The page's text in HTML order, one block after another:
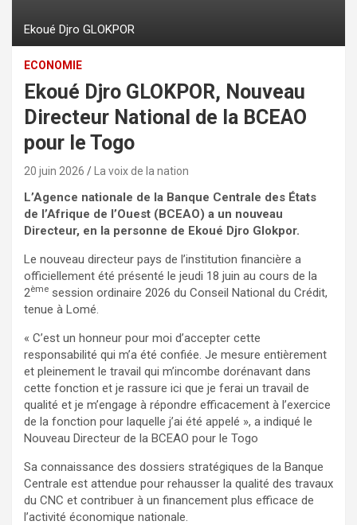
Ekoué Djro GLOKPOR
ECONOMIE
Ekoué Djro GLOKPOR, Nouveau
Directeur National de la BCEAO
pour le Togo
20 juin 2026 La voix de la nation
L’Agence nationale de la Banque Centrale des États
de l’Afrique de l’Ouest (BCEAO) a un nouveau
Directeur, en la personne de Ekoué Djro Glokpor.
Le nouveau directeur pays de l’institution financière a
officiellement été présenté le jeudi 18 juin au cours de la
2ème session ordinaire 2026 du Conseil National du Crédit,
tenue à Lomé.
« C’est un honneur pour moi d’accepter cette
responsabilité qui m’a été confiée. Je mesure entièrement
et pleinement le travail qui m’incombe dorénavant dans
cette fonction et je rassure ici que je ferai un travail de
qualité et je m’engage à répondre efficacement à l’exercice
de la fonction pour laquelle j’ai été appelé », a indiqué le
Nouveau Directeur de la BCEAO pour le Togo
Sa connaissance des dossiers stratégiques de la Banque
Centrale est attendue pour rehausser la qualité des travaux
du CNC et contribuer à un financement plus efficace de
l’activité économique nationale.